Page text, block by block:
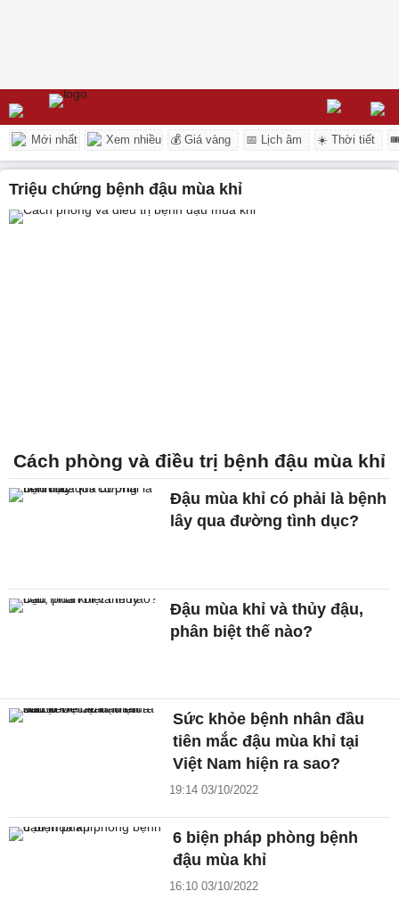
Mới nhất Xem nhiều 💰 Giá vàng 📅 Lịch âm ☀️ Thời tiết
triệu chứng bệnh đậu mùa khỉ
Cách phòng và điều trị bệnh đậu mùa khỉ
Đậu mùa khỉ có phải là bệnh
lây qua đường tình dục?
Đậu mùa khỉ và thủy đậu,
phân biệt thế nào?
Sức khỏe bệnh nhân đầu
tiên mắc đậu mùa khỉ tại
Việt Nam hiện ra sao?
19:14 03/10/2022
6 biện pháp phòng bệnh
đậu mùa khỉ
16:10 03/10/2022